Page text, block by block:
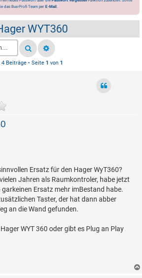
das Bus-Profi Team perE-Mail.
WYT360
4 Beiträge • Seite 1 von 1
Ersatz für den Hager WyT360?
Jahren als Raumkontroler, habe jetzt
Ersatz mehr imBestand habe.
Taster, der hat dann abber
an die Wand gefunden.
WYT 360 oder gibt es Plug an Play